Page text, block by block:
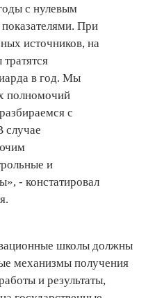
с нулевым
При
источников, на
в год. Мы
полномочий
с
случае
и
- констатировал
школы должны
механизмы получения
и результаты,